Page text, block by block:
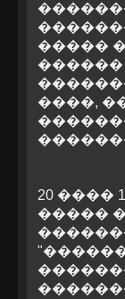
�����
����,
20
�����